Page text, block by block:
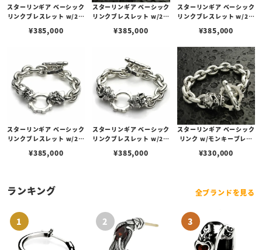
スターリンギア ベーシック
リンクブレスレット w/2ス
¥385,000
スターリンギア ベーシック
リンクブレスレット w/2ニ
¥385,000
スターリンギア ベーシック
リンクブレスレット w/2カ
¥385,000
スターリンギア ベーシック
リンクブレスレット w/2ヴ
フープ
¥385,000
スターリンギア ベーシック
リンクブレスレット w/2デ
¥385,000
スターリンギア ベーシック
リンク w/モンキーブレス
¥330,000
ランキング 全ブランドを見る